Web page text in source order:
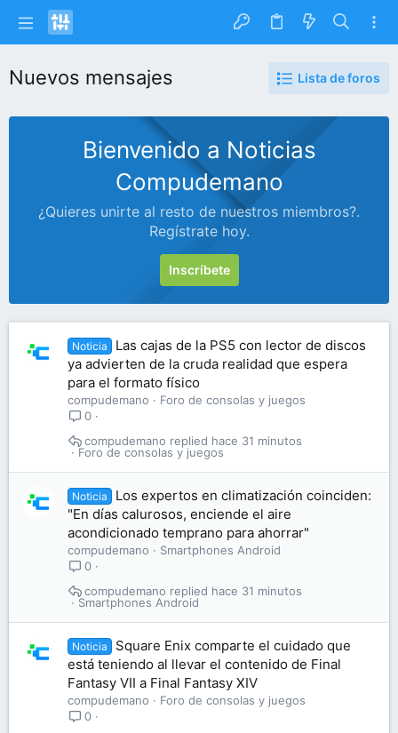
Nuevos mensajes Lista de foros
Bienvenido a Noticias
Compudemano
¿Quieres unirte al resto de nuestros miembros?.
Regístrate hoy.
Inscríbete
Noticia
Las cajas de la PS5 con lector de discos
ya advierten de la cruda realidad que espera
para el formato físico
compudemano
Foro de consolas y juegos
0
Foro de consolas y juegos
hace 31 minutos
compudemano
Noticia
Los expertos en climatización coinciden:
"En días calurosos, enciende el aire
acondicionado temprano para ahorrar"
compudemano
Smartphones Android
0
Smartphones Android
hace 31 minutos
compudemano
Noticia
Square Enix comparte el cuidado que
está teniendo al llevar el contenido de Final
Fantasy VII a Final Fantasy XIV
compudemano
Foro de consolas y juegos
0